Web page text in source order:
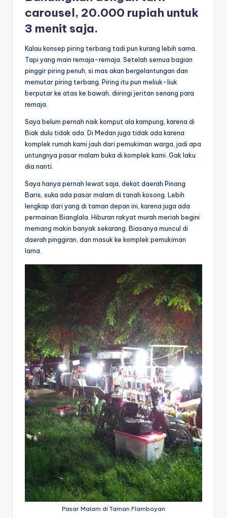
carousel, 20.000 rupiah untuk
3 menit saja.
Kalau konsep piring terbang tadi pun kurang lebih sama.
Tapi yang main remaja-remaja. Setelah semua bagian
pinggir piring penuh, si mas akan bergelantungan dan
memutar piring terbang. Piring itu pun meliuk-liuk
berputar ke atas ke bawah, diiringi jeritan senang para
remaja.
Saya belum pernah naik komput ala kampung, karena di
Biak dulu tidak ada. Di Medan juga tidak ada karena
komplek rumah kami jauh dari pemukiman warga, jadi apa
untungnya pasar malam buka di komplek kami. Gak laku
dia nanti.
Saya hanya pernah lewat saja, dekat daerah Pinang
Baris, suka ada pasar malam di tanah kosong. Lebih
lengkap dari yang di taman depan ini, karena juga ada
permainan Bianglala. Hiburan rakyat murah meriah begini
memang makin banyak sekarang. Biasanya muncul di
daerah pinggiran, dan masuk ke komplek pemukiman
lama.
Pasar Malam di Taman Flamboyan